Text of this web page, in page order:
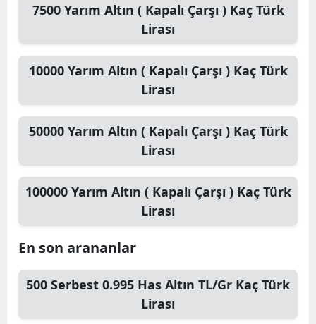
7500 Yarım Altın ( Kapalı Çarşı )Kaç Türk
Lirası
10000 Yarım Altın ( Kapalı Çarşı )Kaç Türk
Lirası
50000 Yarım Altın ( Kapalı Çarşı )Kaç Türk
Lirası
100000 Yarım Altın ( Kapalı Çarşı )Kaç Türk
Lirası
En son arananlar
500 Serbest 0.995 Has Altın TL/Gr Kaç Türk
Lirası